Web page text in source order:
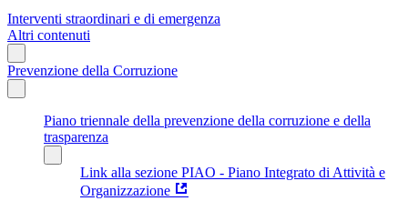
Interventi straordinari e di emergenza
Altri contenuti
Prevenzione della Corruzione
Piano triennale della prevenzione della corruzione e della
trasparenza
Link alla sezione PIAO - Piano Integrato di Attività e
Organizzazione